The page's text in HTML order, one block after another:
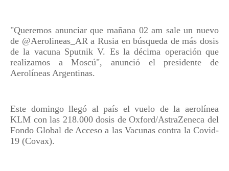
"Queremos anunciar que mañana 02 am sale un nuevo
de @Aerolineas_AR a Rusia en búsqueda de más dosis
de la vacuna Sputnik V. Es la décima operación que
realizamos a Moscú", anunció el presidente de
Aerolíneas Argentinas.
Este domingo llegó al país el vuelo de la aerolínea
KLM con las 218.000 dosis de Oxford/AstraZeneca del
Fondo Global de Acceso a las Vacunas contra la Covid-
19 (Covax).